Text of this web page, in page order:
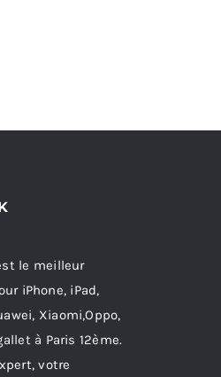
le meilleur
iPhone, iPad,
Xiaomi,Oppo,
à Paris 12ème.
votre